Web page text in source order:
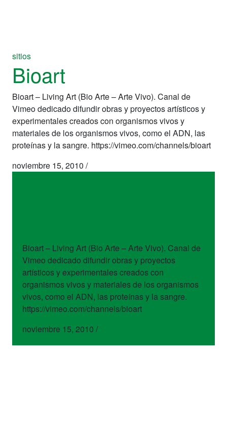
sitios
Bioart
Bioart – Living Art (Bio Arte – Arte Vivo). Canal de
Vimeo dedicado difundir obras y proyectos artísticos y
experimentales creados con organismos vivos y
materiales de los organismos vivos, como el ADN, las
proteínas y la sangre. https://vimeo.com/channels/bioart
noviembre 15, 2010 /
Bioart – Living Art (Bio Arte – Arte Vivo). Canal de
Vimeo dedicado difundir obras y proyectos
artísticos y experimentales creados con
organismos vivos y materiales de los organismos
vivos, como el ADN, las proteínas y la sangre.
https://vimeo.com/channels/bioart
noviembre 15, 2010 /